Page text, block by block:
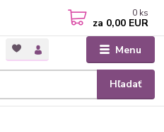
Menu
Hľadať
0 ks
za 0,00 EUR